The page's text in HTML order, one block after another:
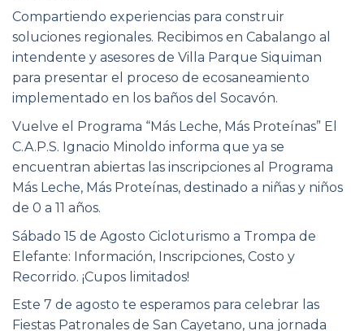
Compartiendo experiencias para construir
soluciones regionales. Recibimos en Cabalango al
intendente y asesores de Villa Parque Siquiman
para presentar el proceso de ecosaneamiento
implementado en los baños del Socavón.
Vuelve el Programa “Más Leche, Más Proteínas” El
C.A.P.S. Ignacio Minoldo informa que ya se
encuentran abiertas las inscripciones al Programa
Más Leche, Más Proteínas, destinado a niñas y niños
de 0 a 11 años.
Sábado 15 de Agosto Cicloturismo a Trompa de
Elefante: Información, Inscripciones, Costo y
Recorrido. ¡Cupos limitados!
Este 7 de agosto te esperamos para celebrar las
Fiestas Patronales de San Cayetano, una jornada